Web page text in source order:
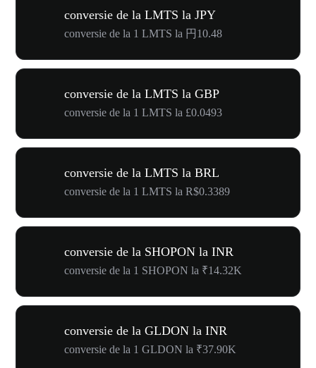
conversie de la LMTS la JPY
conversie de la 1 LMTS la 円10.48
conversie de la LMTS la GBP
conversie de la 1 LMTS la £0.0493
conversie de la LMTS la BRL
conversie de la 1 LMTS la R$0.3389
conversie de la SHOPON la INR
conversie de la 1 SHOPON la ₹14.32K
conversie de la GLDON la INR
conversie de la 1 GLDON la ₹37.90K